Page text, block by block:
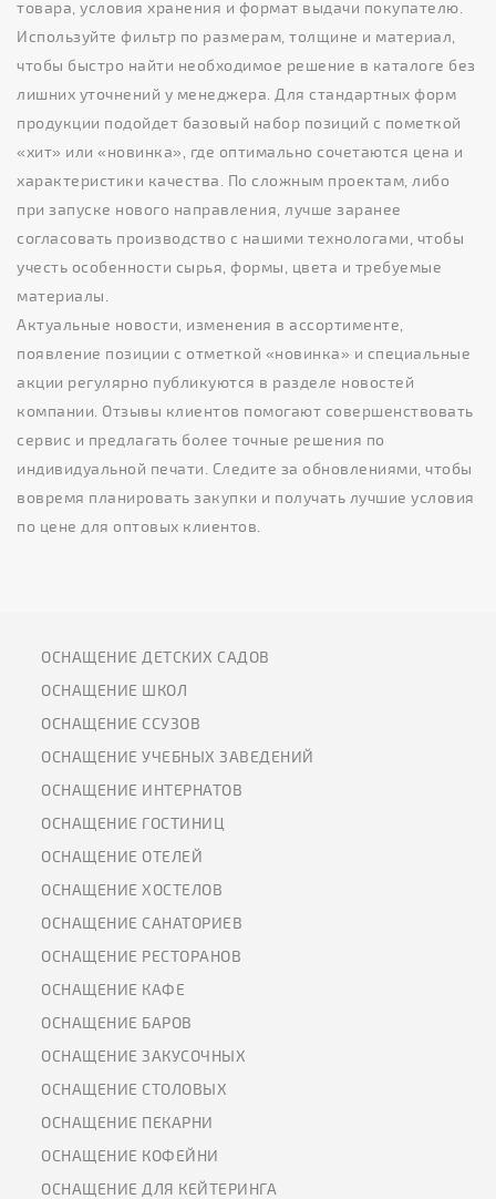
товара, условия хранения и формат выдачи покупателю.
Используйте фильтр по размерам, толщине и материал,
чтобы быстро найти необходимое решение в каталоге без
лишних уточнений у менеджера. Для стандартных форм
продукции подойдет базовый набор позиций с пометкой
«хит» или «новинка», где оптимально сочетаются цена и
характеристики качества. По сложным проектам, либо
при запуске нового направления, лучше заранее
согласовать производство с нашими технологами, чтобы
учесть особенности сырья, формы, цвета и требуемые
материалы.
Актуальные новости, изменения в ассортименте,
появление позиции с отметкой «новинка» и специальные
акции регулярно публикуются в разделе новостей
компании. Отзывы клиентов помогают совершенствовать
сервис и предлагать более точные решения по
индивидуальной печати. Следите за обновлениями, чтобы
вовремя планировать закупки и получать лучшие условия
по цене для оптовых клиентов.
ОСНАЩЕНИЕ ДЕТСКИХ САДОВ
ОСНАЩЕНИЕ ШКОЛ
ОСНАЩЕНИЕ ССУЗОВ
ОСНАЩЕНИЕ УЧЕБНЫХ ЗАВЕДЕНИЙ
ОСНАЩЕНИЕ ИНТЕРНАТОВ
ОСНАЩЕНИЕ ГОСТИНИЦ
ОСНАЩЕНИЕ ОТЕЛЕЙ
ОСНАЩЕНИЕ ХОСТЕЛОВ
ОСНАЩЕНИЕ САНАТОРИЕВ
ОСНАЩЕНИЕ РЕСТОРАНОВ
ОСНАЩЕНИЕ КАФЕ
ОСНАЩЕНИЕ БАРОВ
ОСНАЩЕНИЕ ЗАКУСОЧНЫХ
ОСНАЩЕНИЕ СТОЛОВЫХ
ОСНАЩЕНИЕ ПЕКАРНИ
ОСНАЩЕНИЕ КОФЕЙНИ
ОСНАЩЕНИЕ ДЛЯ КЕЙТЕРИНГА